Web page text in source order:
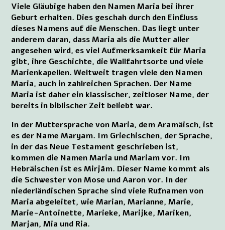
Viele Gläubige haben den Namen Maria bei ihrer
Geburt erhalten. Dies geschah durch den Einfluss
dieses Namens auf die Menschen. Das liegt unter
anderem daran, dass Maria als die Mutter aller
angesehen wird, es viel Aufmerksamkeit für Maria
gibt, ihre Geschichte, die Wallfahrtsorte und viele
Marienkapellen. Weltweit tragen viele den Namen
Maria, auch in zahlreichen Sprachen. Der Name
Maria ist daher ein klassischer, zeitloser Name, der
bereits in biblischer Zeit beliebt war.
In der Muttersprache von Maria, dem Aramäisch, ist
es der Name Maryam. Im Griechischen, der Sprache,
in der das Neue Testament geschrieben ist,
kommen die Namen Maria und Mariam vor. Im
Hebräischen ist es Mirjãm. Dieser Name kommt als
die Schwester von Mose und Aaron vor. In der
niederländischen Sprache sind viele Rufnamen von
Maria abgeleitet, wie Marian, Marianne, Marie,
Marie-Antoinette, Marieke, Marijke, Mariken,
Marjan, Mia und Ria.